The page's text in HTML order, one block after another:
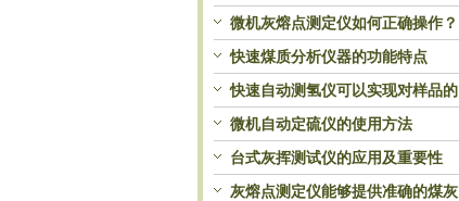
哪些？
微机灰熔点测定仪如何正确操作？
快速煤质分析仪器的功能特点
快速自动测氢仪可以实现对样品的
自动处理和检测
微机自动定硫仪的使用方法
台式灰挥测试仪的应用及重要性
灰熔点测定仪能够提供准确的煤灰